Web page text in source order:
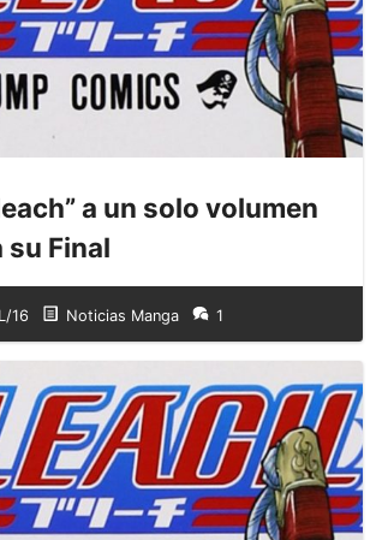
a un solo volumen
su Final
16 Noticias Manga 1